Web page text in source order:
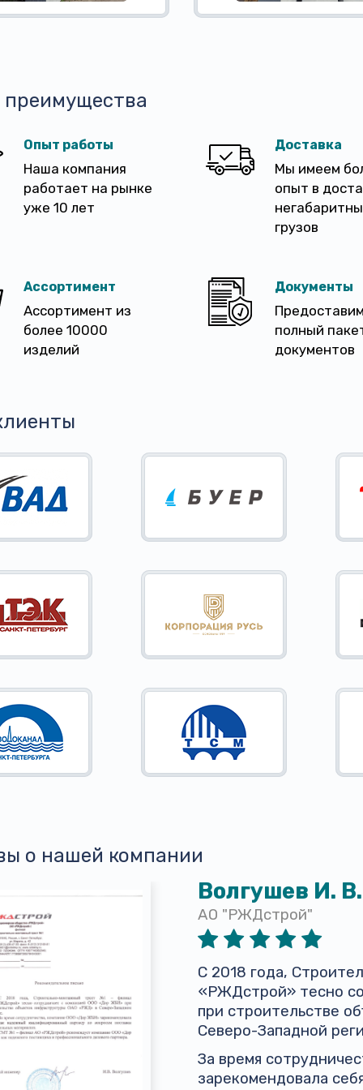
Опыт работы
Наша компания
работает на рынке
уже 10 лет
Доставка
Мы имеем
опыт в
грузов
Ассортимент
Ассортимент из
более 10000
изделий
Документы
Предоставим
полный
документов
о нашей компании
Волгушев И. В.
АО "РЖДстрой"
С 2018 года,
«РЖДстрой» тесно
при строительстве
Северо-Западной
За время
зарекомендовала